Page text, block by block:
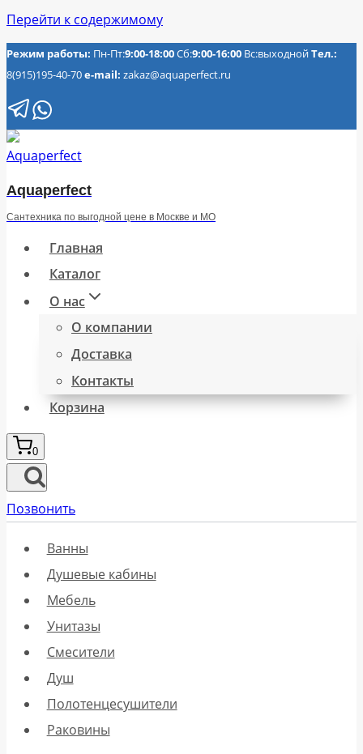
Перейти к содержимому
Режим работы: Пн-Пт:9:00-18:00Сб:9:00-16:00 Вс:выходнойТел.:
8(915)195-40-70e-mail: zakaz@aquaperfect.ru
Aquaperfect
Сантехника по выгодной цене в Москве и МО
Главная
Каталог
О нас
О компании
Доставка
Контакты
Корзина
0
Позвонить
Ванны
Душевые кабины
Мебель
Унитазы
Смесители
Душ
Полотенцесушители
Раковины